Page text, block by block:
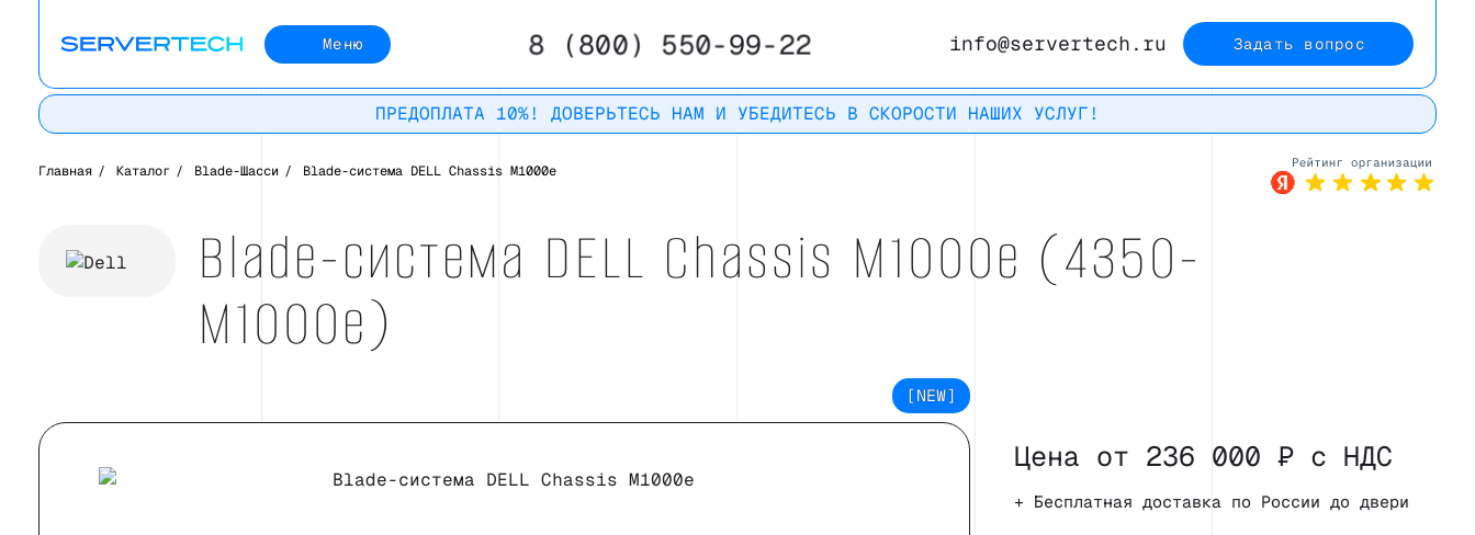
Меню 8 (800) 550-99-22 info@servertech.ru Задать вопрос
ПРЕДОПЛАТА 10%! ДОВЕРЬТЕСЬ НАМ И УБЕДИТЕСЬ В СКОРОСТИ НАШИХ УСЛУГ!
Главная / Каталог / Blade-Шасси / Blade-система DELL Chassis M1000e
Blade-система DELL Chassis M1000e (4350-
M1000e)
[NEW]
Цена от 236 000 ₽ с НДС
+ Бесплатная доставка по России до двери